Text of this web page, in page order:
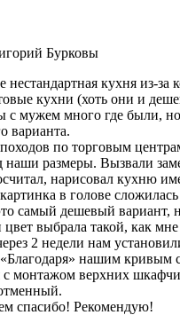
Бурковы
нестандартная кухня из-за
кухни (хоть они и
с мужем много где были,
варианта.
по торговым
наши размеры. Вызвали
нарисовал кухню
в голове
самый дешевый вариант,
цвет выбрала такой, как
2 недели нам
нашим кривым
с монтажом верхних
спасибо! Рекомендую!